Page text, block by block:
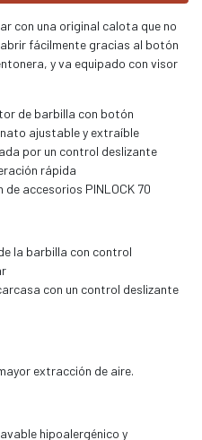
con una original calota que no
fácilmente gracias al botón
y va equipado con visor
de barbilla con botón
ajustable y extraíble
por un control deslizante
rápida
accesorios PINLOCK 70
la barbilla con control
con un control deslizante
extracción de aire.
hipoalergénico y